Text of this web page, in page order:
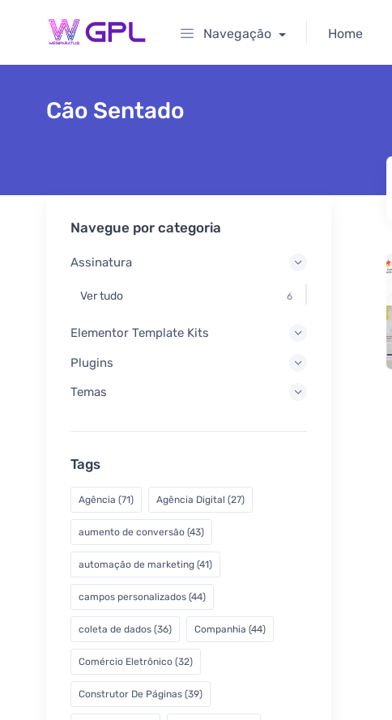
Navegação Home
Cão Sentado
Navegue por categoria
Assinatura
Ver tudo 6
Elementor Template Kits
Plugins
Temas
Tags
Agência (71) Agência Digital (27)
aumento de conversão (43)
automação de marketing (41)
campos personalizados (44)
coleta de dados (36) Companhia (44)
Comércio Eletrônico (32)
Construtor De Páginas (39)